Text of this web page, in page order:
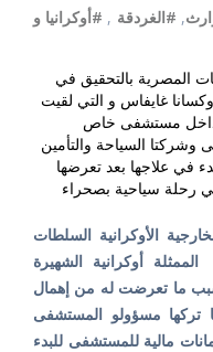
, #الغردقة , #أوكرانيا و
المصرية بالتحقيق في
غايفاس و التي لقيت
داخل مستشفى خاص
وشركتا السياحة والتأمين
في علاجها بعد تعرضها
رحلة سياحية بصحراء
الأوكرانية السلطات
أوكرانية الشهيرة
ما تعرضت له من إهمال
مسؤولو المستشفى
مالية للمستشفى للبدء